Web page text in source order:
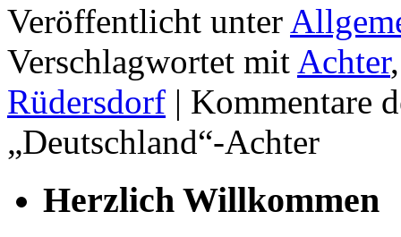
Veröffentlicht unter
Verschlagwortet mit Achter
Rüdersdorf | Kommentare
„Deutschland“-Achter
Herzlich Willkommen